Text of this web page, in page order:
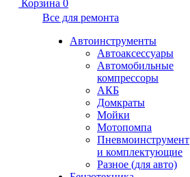
Корзина 0
Все для ремонта
Автоинструменты
Автоаксессуары
Автомобильные
компрессоры
АКБ
Домкраты
Мойки
Мотопомпа
Пневмоинструмент
и комплектующие
Разное (для авто)